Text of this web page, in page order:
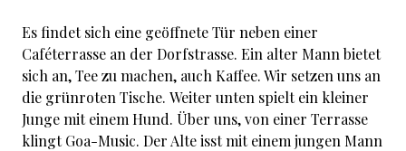
Es findet sich eine geöffnete Tür neben einer
Caféterrasse an der Dorfstrasse. Ein alter Mann bietet
sich an, Tee zu machen, auch Kaffee. Wir setzen uns an
die grünroten Tische. Weiter unten spielt ein kleiner
Junge mit einem Hund. Über uns, von einer Terrasse
klingt Goa-Music. Der Alte isst mit einem jungen Mann